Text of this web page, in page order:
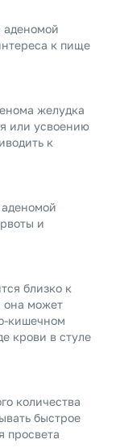
аденомой
к пище
желудка
или усвоению
к
и
близко к
она может
кишечном
крови в стуле
количества
быстрое
просвета